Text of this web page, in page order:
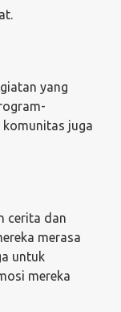
yang
juga
cerita dan
merasa
untuk
mereka